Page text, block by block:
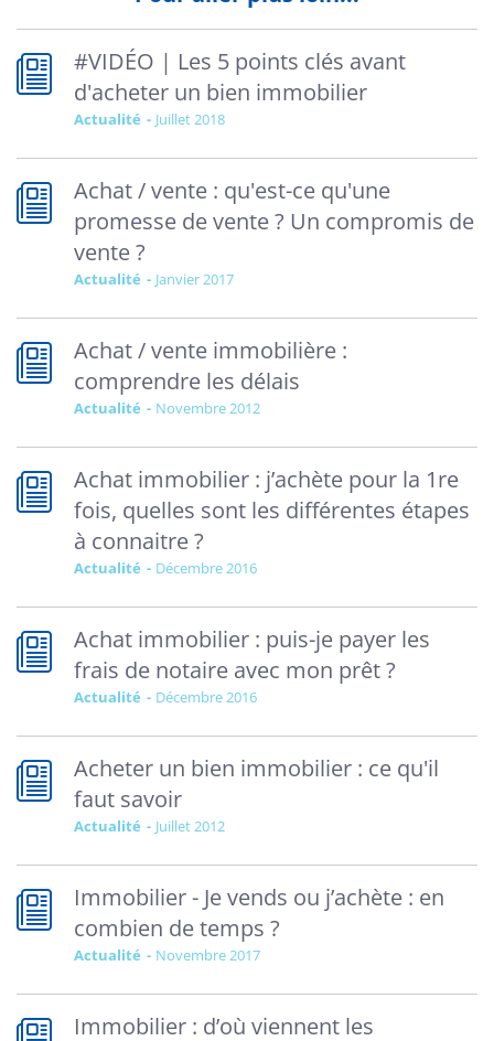
#VIDÉO | Les 5 points clés avant
d'acheter un bien immobilier
Actualité juillet 2018
Achat / vente : qu'est-ce qu'une
promesse de vente ? Un compromis de
vente ?
Actualité janvier 2017
Achat / vente immobilière :
comprendre les délais
Actualité novembre 2012
Achat immobilier : j’achète pour la 1re
fois, quelles sont les différentes étapes
à connaitre ?
Actualité décembre 2016
Achat immobilier : puis-je payer les
frais de notaire avec mon prêt ?
Actualité décembre 2016
Acheter un bien immobilier : ce qu'il
faut savoir
Actualité juillet 2012
Immobilier - Je vends ou j’achète : en
combien de temps ?
Actualité novembre 2017
Immobilier : d’où viennent les